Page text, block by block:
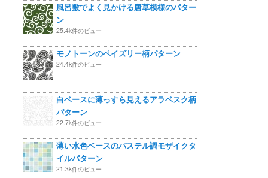
風呂敷でよく見かける唐草模様のパター
ン
25.4k件のビュー
モノトーンのペイズリー柄パターン
24.4k件のビュー
白ベースに薄っすら見えるアラベスク柄
パターン
22.7k件のビュー
薄い水色ベースのパステル調モザイクタ
イルパターン
21.3k件のビュー